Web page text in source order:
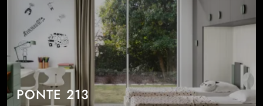
PONTE 213